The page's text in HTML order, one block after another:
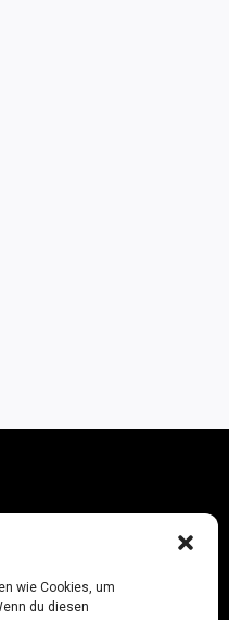
wie Cookies, um
du diesen